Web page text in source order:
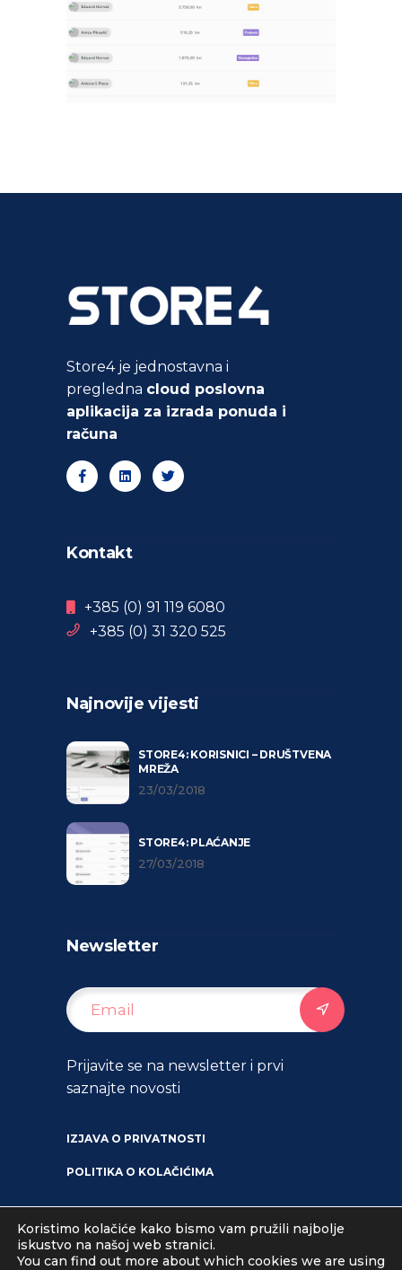
Store4 je jednostavna i
pregledna cloud poslovna
aplikacija za izrada ponuda i
računa
Kontakt
+385 (0) 91 119 6080
+385 (0) 31 320 525
Najnovije vijesti
STORE4: KORISNICI – DRUŠTVENA
MREŽA
23/03/2018
STORE4: PLAĆANJE
27/03/2018
Newsletter
Prijavite se na newsletter i prvi
saznajte novosti
IZJAVA O PRIVATNOSTI
POLITIKA O KOLAČIĆIMA
Koristimo kolačiće kako bismo vam pružili najbolje
iskustvo na našoj web stranici.
You can find out more about which cookies we are using